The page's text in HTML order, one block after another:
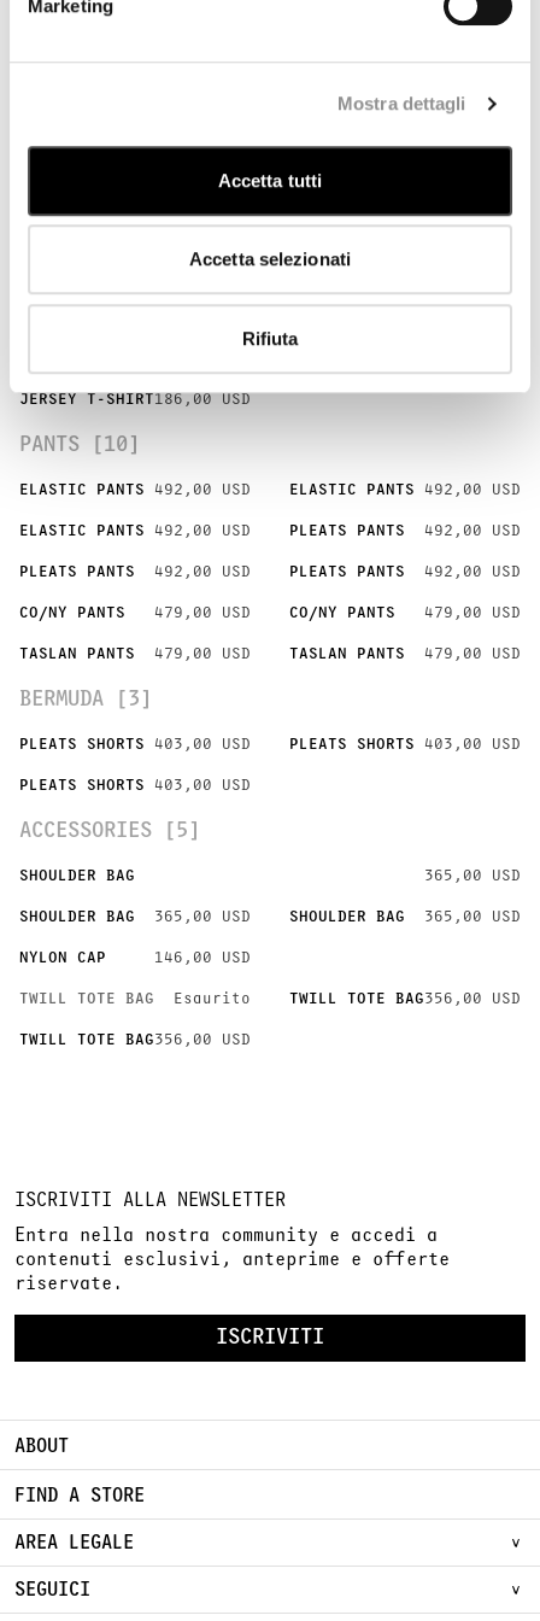
Marketing
Mostra dettagli
Accetta tutti
Accetta selezionati
Rifiuta
POLO [3]
BUTTON POLO 239,00 USD BUTTON POLO 239,00 USD
JERSEY POLO 269,00 USD
JERSEY POLO 269,00 USD
JERSEY T-SHIRT186,00 USD
PANTS [10]
ELASTIC PANTS 492,00 USD ELASTIC PANTS 492,00 USD
ELASTIC PANTS 492,00 USD PLEATS PANTS 492,00 USD
PLEATS PANTS 492,00 USD PLEATS PANTS 492,00 USD
CO/NY PANTS 479,00 USD CO/NY PANTS 479,00 USD
TASLAN PANTS 479,00 USD TASLAN PANTS 479,00 USD
BERMUDA [3]
PLEATS SHORTS 403,00 USD PLEATS SHORTS 403,00 USD
PLEATS SHORTS 403,00 USD
ACCESSORIES [5]
SHOULDER BAG 365,00 USD
SHOULDER BAG 365,00 USD SHOULDER BAG 365,00 USD
NYLON CAP 146,00 USD
TWILL TOTE BAG Esaurito TWILL TOTE BAG356,00 USD
TWILL TOTE BAG356,00 USD
ISCRIVITI ALLA NEWSLETTER
Entra nella nostra community e accedi a
contenuti esclusivi, anteprime e offerte
riservate.
ISCRIVITI
ABOUT
FIND A STORE
AREA LEGALE
SEGUICI